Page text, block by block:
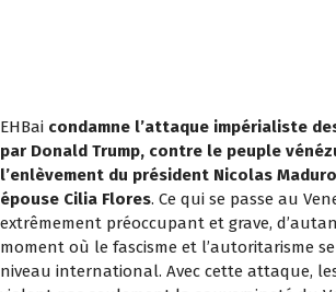
EHBai condamne l’attaque impérialiste
par Donald Trump, contre le peuple
l’enlèvement du président Nicolas
épouse Cilia Flores. Ce qui se passe au
extrêmement préoccupant et grave,
moment où le fascisme et l’autoritarisme
niveau international. Avec cette attaque,